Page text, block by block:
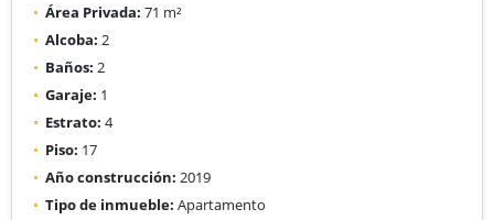
Área Privada: 71 m²
Alcoba: 2
Baños: 2
Garaje: 1
Estrato: 4
Piso: 17
Año construcción: 2019
Tipo de inmueble: Apartamento